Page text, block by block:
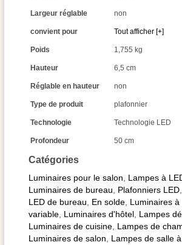
Catégories
Luminaires pour le salon Lampes à
Luminaires de bureau
Plafonniers LED
LED de bureau
En solde Luminaires à
variable Luminaires d'hôtel Lampes
Luminaires de cuisine Lampes de
Luminaires de salon
Lampes de salle
Largeur réglable non
convient pour Tout afficher [+]
Poids 1,755 kg
Hauteur 6,5 cm
Réglable en hauteur non
Type de produit plafonnier
Technologie Technologie LED
Profondeur 50 cm